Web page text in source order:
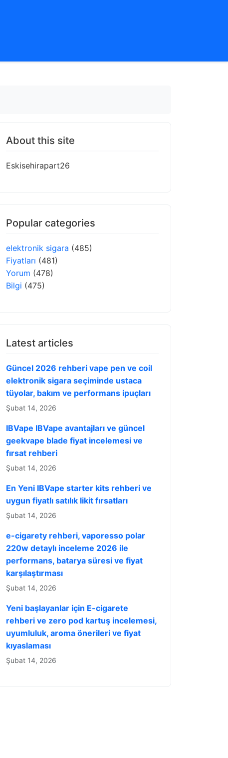
About this site
Eskisehirapart26
Popular categories
elektronik sigara (485)
Fiyatları (481)
Yorum (478)
Bilgi (475)
Latest articles
Güncel 2026 rehberi vape pen ve coil
elektronik sigara seçiminde ustaca
tüyolar, bakım ve performans ipuçları
Şubat 14, 2026
IBVape IBVape avantajları ve güncel
geekvape blade fiyat incelemesi ve
fırsat rehberi
Şubat 14, 2026
En Yeni IBVape starter kits rehberi ve
uygun fiyatlı satılık likit fırsatları
Şubat 14, 2026
e-cigarety rehberi, vaporesso polar
220w detaylı inceleme 2026 ile
performans, batarya süresi ve fiyat
karşılaştırması
Şubat 14, 2026
Yeni başlayanlar için E-cigarete
rehberi ve zero pod kartuş incelemesi,
uyumluluk, aroma önerileri ve fiyat
kıyaslaması
Şubat 14, 2026